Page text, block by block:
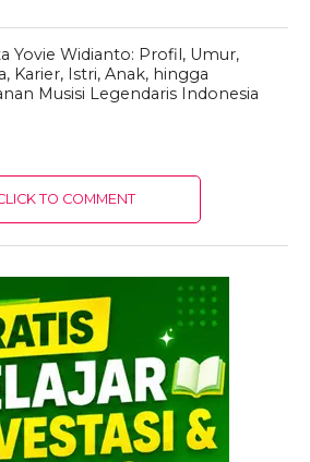
Yovie Widianto: Profil, Umur,
Karier, Istri, Anak, hingga
Musisi Legendaris Indonesia
TO COMMENT